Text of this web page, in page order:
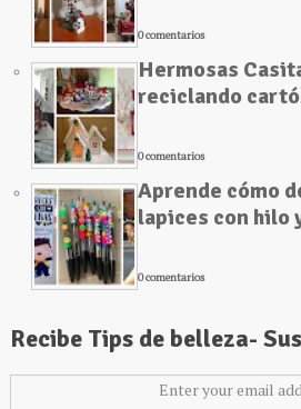
0 comentarios
Hermosas
reciclando
0 comentarios
Aprende cómo
lapices con hilo
0 comentarios
Recibe Tips de belleza-
Enter your email